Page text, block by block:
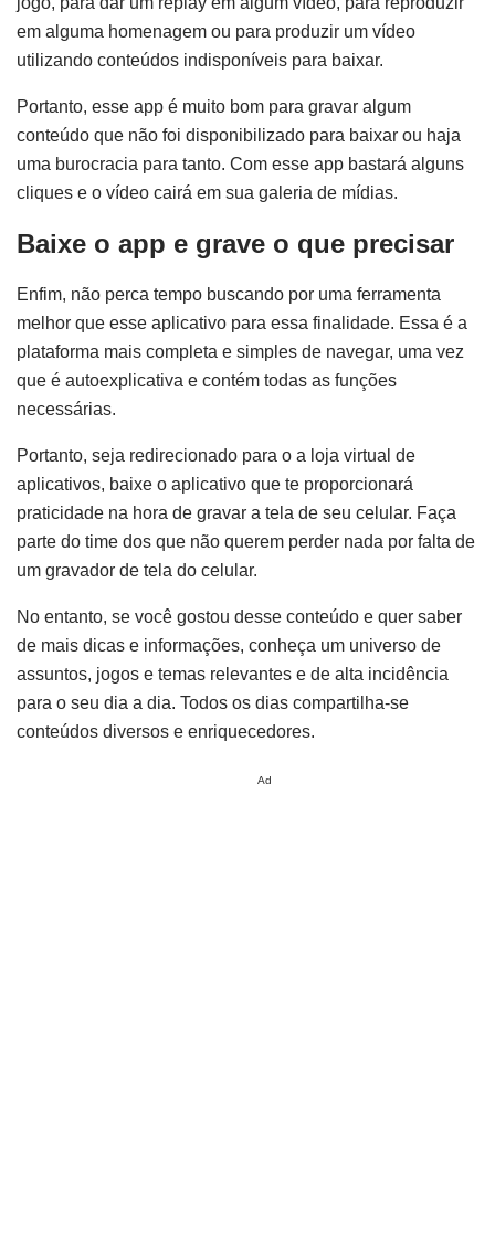
em alguma homenagem ou para produzir um vídeo
utilizando conteúdos indisponíveis para baixar.
Portanto, esse app é muito bom para gravar algum
conteúdo que não foi disponibilizado para baixar ou haja
uma burocracia para tanto. Com esse app bastará alguns
cliques e o vídeo cairá em sua galeria de mídias.
Baixe o app e grave o que precisar
Enfim, não perca tempo buscando por uma ferramenta
melhor que esse aplicativo para essa finalidade. Essa é a
plataforma mais completa e simples de navegar, uma vez
que é autoexplicativa e contém todas as funções
necessárias.
Portanto, seja redirecionado para o a loja virtual de
aplicativos, baixe o aplicativo que te proporcionará
praticidade na hora de gravar a tela de seu celular. Faça
parte do time dos que não querem perder nada por falta de
um gravador de tela do celular.
No entanto, se você gostou desse conteúdo e quer saber
de mais dicas e informações, conheça um universo de
assuntos, jogos e temas relevantes e de alta incidência
para o seu dia a dia. Todos os dias compartilha-se
conteúdos diversos e enriquecedores.
Ad